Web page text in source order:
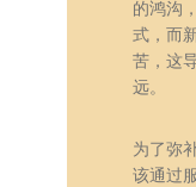
的鸿沟
式，而
苦，这
远。
为了弥
该通过